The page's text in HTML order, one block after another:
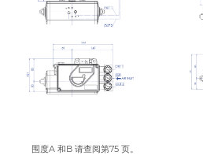
围度A 和B 请查阅第75 页。